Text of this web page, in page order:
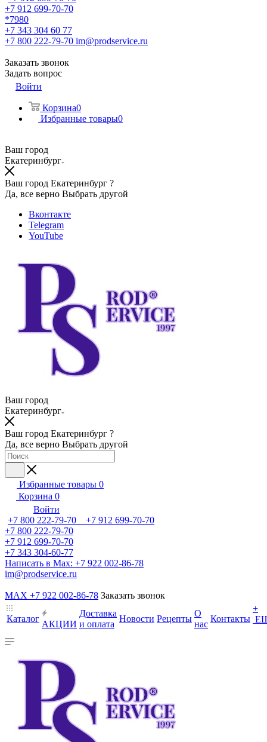
+7 912 699-70-70
*7980
+7 343 304 60 77
+7 800 222-79-70 im@prodservice.ru
Заказать звонок
Задать вопрос
Войти
Корзина0
Избранные товары0
Ваш город
Екатеринбург
Ваш город Екатеринбург ?
Да, все верно Выбрать другой
Вконтакте
Telegram
YouTube
Ваш город
Екатеринбург
Ваш город Екатеринбург ?
Да, все верно Выбрать другой
Избранные товары 0
Корзина 0
Войти
+7 800 222-79-70 +7 912 699-70-70
+7 800 222-79-70
+7 912 699-70-70
+7 343 304-60-77
Написать в Max: +7 922 002-86-78
im@prodservice.ru
MAX +7 922 002-86-78 Заказать звонок
Каталог
АКЦИИ
Доставка
и оплата
Новости Рецепты
О
нас
Контакты
+